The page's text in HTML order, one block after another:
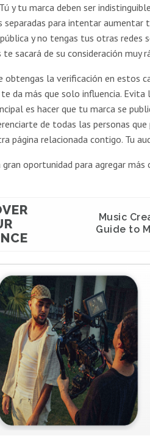
y tu marca deben ser
separadas para intentar aumentar
y no tengas tus otras redes
sacará de su consideración muy
obtengas la verificación en estos
da más que solo influencia.
es hacer que tu marca se
de todas las personas
página relacionada contigo. Tu
gran oportunidad para agregar
Music
Guide to